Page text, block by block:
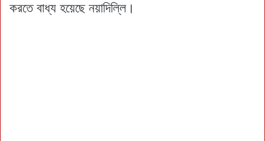
করতে বাধ্য হয়েছে নয়াদিল্লি।